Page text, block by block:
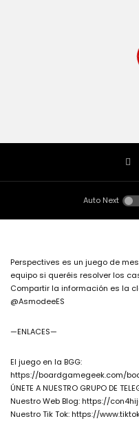
Auto Next
Perspectives es un juego de
equipo si queréis resolver los
Compartir la información es la
@AsmodeeES
—ENLACES—
El juego en la BGG:
https://boardgamegeek.com/
ÚNETE A NUESTRO GRUPO DE
Nuestro Web Blog: https://
Nuestro Tik Tok: https://